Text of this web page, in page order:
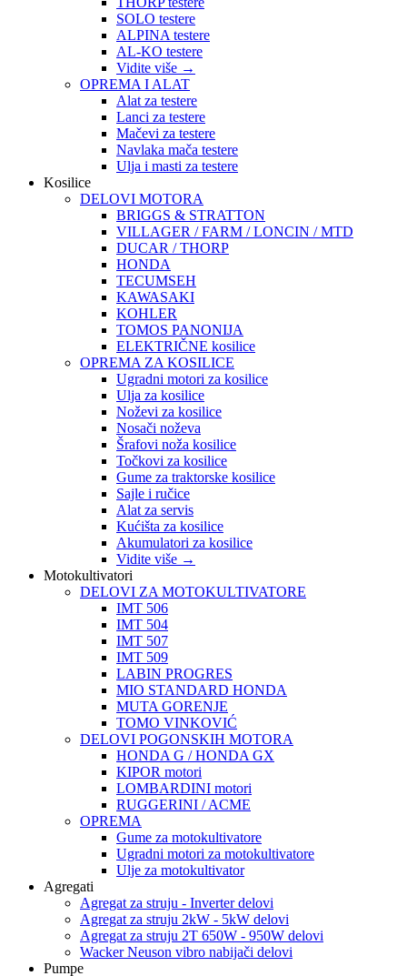
SOLO testere
ALPINA testere
AL-KO testere
Vidite više →
OPREMA I ALAT
Alat za testere
Lanci za testere
Mačevi za testere
Navlaka mača testere
Ulja i masti za testere
Kosilice
DELOVI MOTORA
BRIGGS & STRATTON
VILLAGER / FARM / LONCIN / MTD
DUCAR / THORP
HONDA
TECUMSEH
KAWASAKI
KOHLER
TOMOS PANONIJA
ELEKTRIČNE kosilice
OPREMA ZA KOSILICE
Ugradni motori za kosilice
Ulja za kosilice
Noževi za kosilice
Nosači noževa
Šrafovi noža kosilice
Točkovi za kosilice
Gume za traktorske kosilice
Sajle i ručice
Alat za servis
Kućišta za kosilice
Akumulatori za kosilice
Vidite više →
Motokultivatori
DELOVI ZA MOTOKULTIVATORE
IMT 506
IMT 504
IMT 507
IMT 509
LABIN PROGRES
MIO STANDARD HONDA
MUTA GORENJE
TOMO VINKOVIĆ
DELOVI POGONSKIH MOTORA
HONDA G / HONDA GX
KIPOR motori
LOMBARDINI motori
RUGGERINI / ACME
OPREMA
Gume za motokultivatore
Ugradni motori za motokultivatore
Ulje za motokultivator
Agregati
Agregat za struju - Inverter delovi
Agregat za struju 2kW - 5kW delovi
Agregat za struju 2T 650W - 950W delovi
Wacker Neuson vibro nabijači delovi
Pumpe